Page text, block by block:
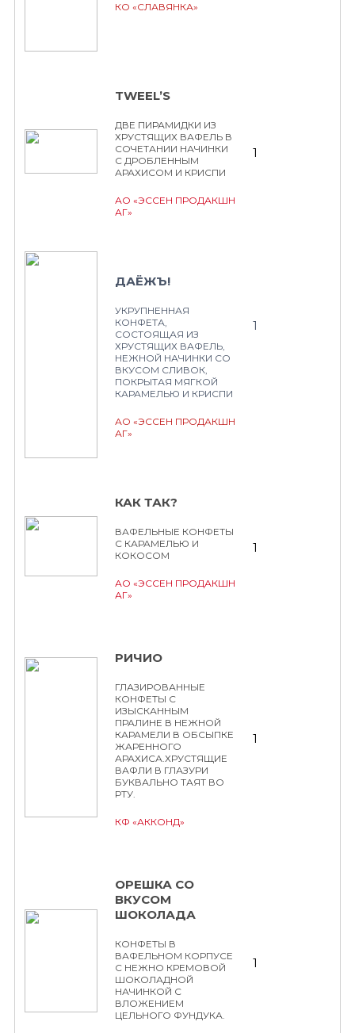
КО «СЛАВЯНКА»
TWEEL’S
ДВЕ ПИРАМИДКИ ИЗ
ХРУСТЯЩИХ ВАФЕЛЬ В
СОЧЕТАНИИ НАЧИНКИ
С ДРОБЛЕННЫМ
АРАХИСОМ И КРИСПИ
АО «ЭССЕН ПРОДАКШН
АГ»
1
ДАЁЖЪ!
УКРУПНЕННАЯ
КОНФЕТА,
СОСТОЯЩАЯ ИЗ
ХРУСТЯЩИХ ВАФЕЛЬ,
НЕЖНОЙ НАЧИНКИ СО
ВКУСОМ СЛИВОК,
ПОКРЫТАЯ МЯГКОЙ
КАРАМЕЛЬЮ И КРИСПИ
АО «ЭССЕН ПРОДАКШН
АГ»
1
КАК ТАК?
ВАФЕЛЬНЫЕ КОНФЕТЫ
С КАРАМЕЛЬЮ И
КОКОСОМ
АО «ЭССЕН ПРОДАКШН
АГ»
1
РИЧИО
ГЛАЗИРОВАННЫЕ
КОНФЕТЫ С
ИЗЫСКАННЫМ
ПРАЛИНЕ В НЕЖНОЙ
КАРАМЕЛИ В ОБСЫПКЕ
ЖАРЕННОГО
АРАХИСА.ХРУСТЯЩИЕ
ВАФЛИ В ГЛАЗУРИ
БУКВАЛЬНО ТАЯТ ВО
РТУ.
КФ «АККОНД»
1
ОРЕШКА СО
ВКУСОМ
ШОКОЛАДА
КОНФЕТЫ В
ВАФЕЛЬНОМ КОРПУСЕ
С НЕЖНО КРЕМОВОЙ
ШОКОЛАДНОЙ
НАЧИНКОЙ С
ВЛОЖЕНИЕМ
ЦЕЛЬНОГО ФУНДУКА.
1